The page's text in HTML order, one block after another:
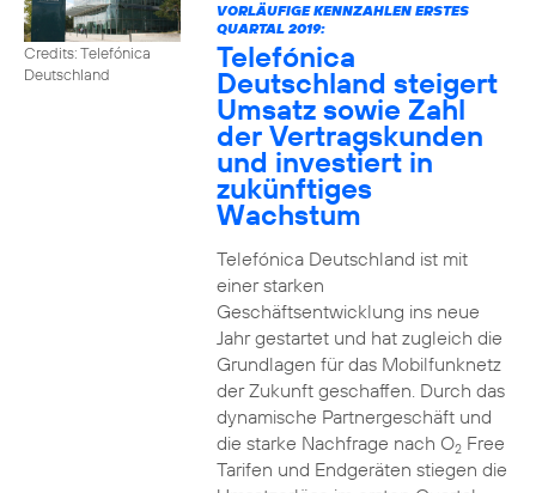
Credits: Telefónica
Deutschland
VORLÄUFIGE KENNZAHLEN ERSTES
QUARTAL 2019:
Telefónica
Deutschland steigert
Umsatz sowie Zahl
der Vertragskunden
und investiert in
zukünftiges
Wachstum
Telefónica Deutschland ist mit
einer starken
Geschäftsentwicklung ins neue
Jahr gestartet und hat zugleich die
Grundlagen für das Mobilfunknetz
der Zukunft geschaffen. Durch das
dynamische Partnergeschäft und
die starke Nachfrage nach O2Free
Tarifen und Endgeräten stiegen die